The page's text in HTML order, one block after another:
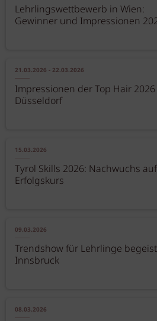
Lehrlingswettbewerb in Wien:
Gewinner und Impressionen
21.03.2026 - 22.03.2026
Impressionen der Top Hair
Düsseldorf
15.03.2026
Tyrol Skills 2026: Nachwuchs auf
Erfolgskurs
09.03.2026
Trendshow für Lehrlinge
Innsbruck
08.03.2026